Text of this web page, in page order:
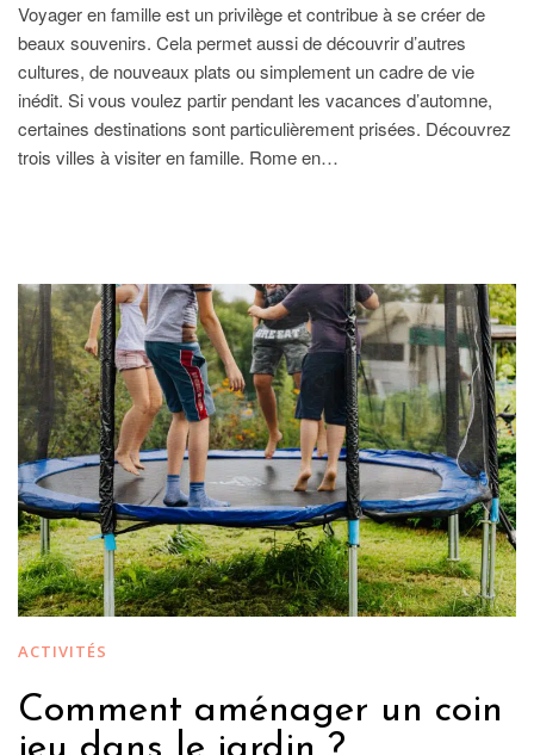
Voyager en famille est un privilège et contribue à se créer de
beaux souvenirs. Cela permet aussi de découvrir d’autres
cultures, de nouveaux plats ou simplement un cadre de vie
inédit. Si vous voulez partir pendant les vacances d’automne,
certaines destinations sont particulièrement prisées. Découvrez
trois villes à visiter en famille. Rome en…
ACTIVITÉS
Comment aménager un coin